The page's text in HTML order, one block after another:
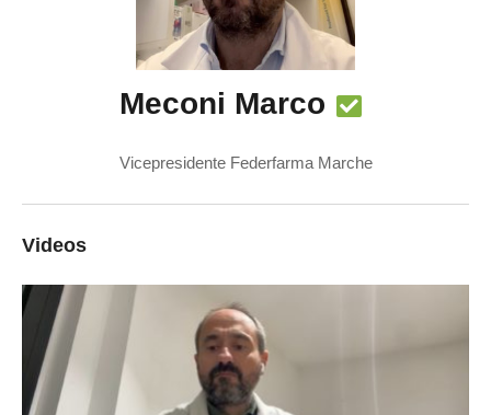
Meconi Marco
Vicepresidente Federfarma Marche
Videos